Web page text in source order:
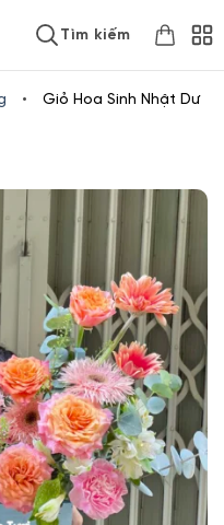
Tìm kiếm
•
Giỏ Hoa Sinh Nhật Dư